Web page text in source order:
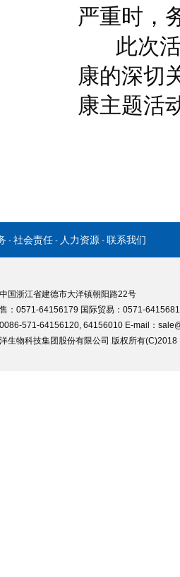
严重时，
此次活
康的深切
康主题活
- 社会责任 - 人力资源 - 联系我们
国浙江省建德市大洋镇朝阳路22号
：0571-64156179 国际贸易：0571-
571-64156120, 64156010 E-mail：
生物科技集团股份有限公司 版权所有